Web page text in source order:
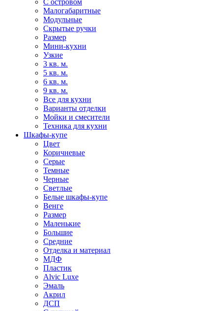
С островом
Малогабаритные
Модульные
Скрытые ручки
Размер
Мини-кухни
Узкие
3 кв. м.
5 кв. м.
6 кв. м.
9 кв. м.
Все для кухни
Варианты отделки
Мойки и смесители
Техника для кухни
Шкафы-купе
Цвет
Коричневые
Серые
Темные
Черные
Светлые
Белые шкафы-купе
Венге
Размер
Маленькие
Большие
Средние
Отделка и материал
МДФ
Пластик
Alvic Luxe
Эмаль
Акрил
ДСП